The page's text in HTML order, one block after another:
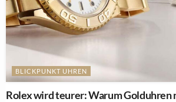
BLICKPUNKT UHREN
Rolex wird teurer: Warum Golduhren